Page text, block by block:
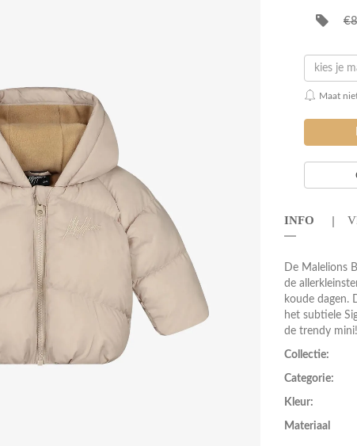
kies je
Maat
INFO
De Malelions
de
koude dagen.
het subtiele
de trendy mini!
Collectie:
Categorie:
Kleur:
Materiaal